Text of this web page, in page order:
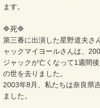
ます。
🔷死🔷
第三番に出演した星野道夫さ
ャックマイヨールさんは、
ジャックが亡くなって1週間
の世を去りました。
2003年8月、私たちは奈良県
ました。